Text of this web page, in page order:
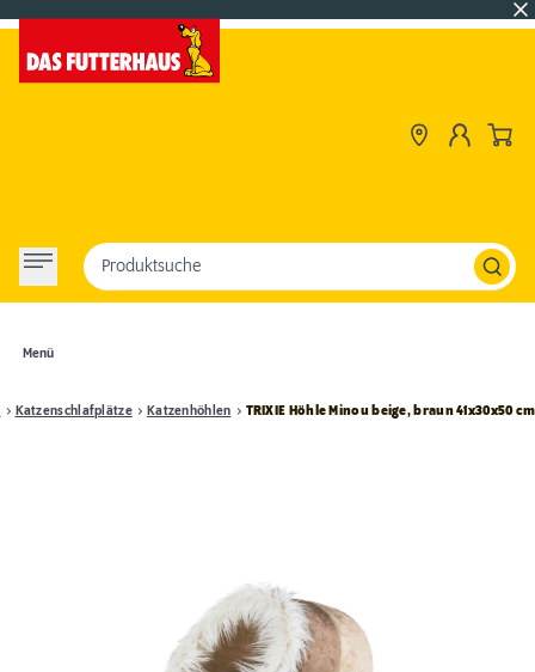
Menü
Produktsuche
Katzenschlafplätze Katzenhöhlen TRIXIE Höhle Minou beige, braun 41x30x50 cm